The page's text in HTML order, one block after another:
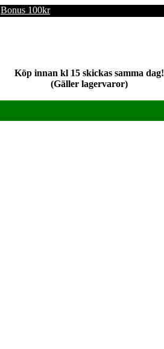
Bonus 100kr
Köp innan kl 15 skickas samma dag!
(Gäller lagervaror)